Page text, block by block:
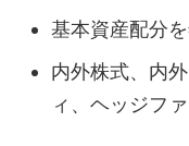
基本資産配分
内外株式、内
ィ、ヘッジフ